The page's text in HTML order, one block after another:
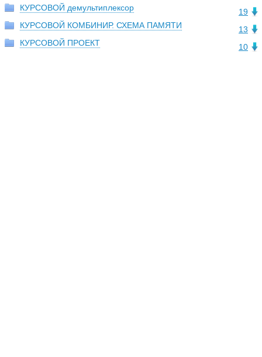
19
КУРСОВОЙ демультиплексор
13
КУРСОВОЙ КОМБИНИР. СХЕМА ПАМЯТИ
10
КУРСОВОЙ ПРОЕКТ